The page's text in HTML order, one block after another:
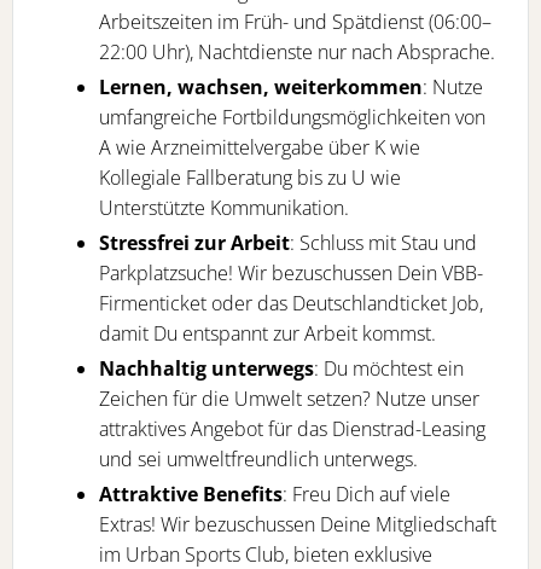
Arbeitszeiten im Früh- und Spätdienst (06:00–
22:00 Uhr), Nachtdienste nur nach Absprache.
Lernen, wachsen, weiterkommen: Nutze
umfangreiche Fortbildungsmöglichkeiten von
A wie Arzneimittelvergabe über K wie
Kollegiale Fallberatung bis zu U wie
Unterstützte Kommunikation.
Stressfrei zur Arbeit: Schluss mit Stau und
Parkplatzsuche! Wir bezuschussen Dein VBB-
Firmenticket oder das Deutschlandticket Job,
damit Du entspannt zur Arbeit kommst.
Nachhaltig unterwegs: Du möchtest ein
Zeichen für die Umwelt setzen? Nutze unser
attraktives Angebot für das Dienstrad-Leasing
und sei umweltfreundlich unterwegs.
Attraktive Benefits: Freu Dich auf viele
Extras! Wir bezuschussen Deine Mitgliedschaft
im Urban Sports Club, bieten exklusive